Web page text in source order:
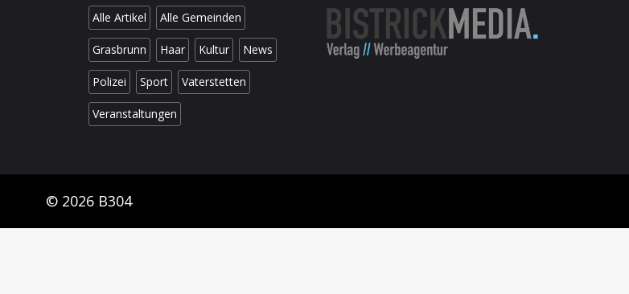
Alle Artikel Alle Gemeinden
Grasbrunn Haar Kultur News
Polizei Sport Vaterstetten
Veranstaltungen
© 2026 B304